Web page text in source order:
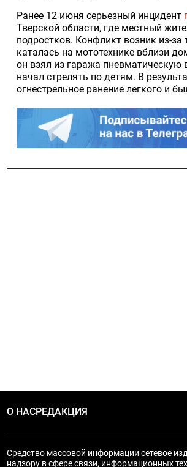
Ранее 12 июня серьезный инцидент
Тверской области, где местный
подростков. Конфликт возник из-за
каталась на мототехнике вблизи
он взял из гаража пневматическую
начал стрелять по детям. В
огнестрельное ранение легкого и
О НАСРЕДАКЦИЯ
Средство массовой информации сетевое
надзору в сфере связи, информационных